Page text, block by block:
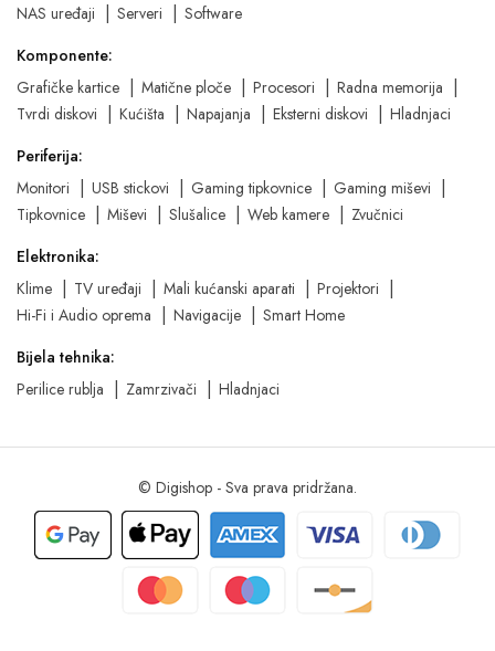
NAS uređaji
Serveri
Software
Komponente:
Grafičke kartice
Matične ploče Procesori
Radna memorija
Tvrdi diskovi
Kućišta Napajanja Eksterni diskovi
Hladnjaci
Periferija:
Monitori
USB stickovi Gaming tipkovnice
Gaming miševi
Tipkovnice
Miševi Slušalice Web kamere
Zvučnici
Elektronika:
Klime
TV uređaji Mali kućanski aparati
Projektori
Hi-Fi i Audio oprema
Navigacije
Smart Home
Bijela tehnika:
Perilice rublja
Zamrzivači Hladnjaci
© Digishop - Sva prava pridržana.